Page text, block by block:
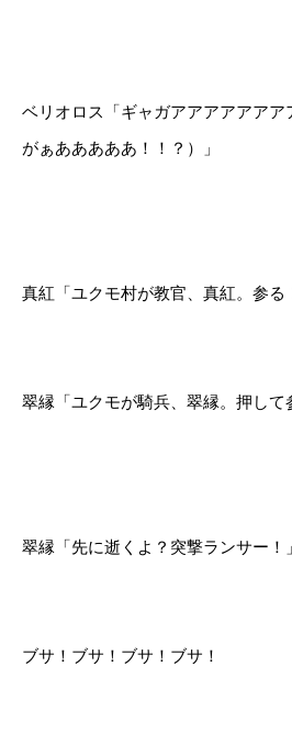
ベリオロス「ギャガアアアアアア
がぁあああああ！！？）」
真紅「ユクモ村が教官、真紅。参る
翠縁「ユクモが騎兵、翠縁。押して
翠縁「先に逝くよ？突撃ランサー
ブサ！ブサ！ブサ！ブサ！